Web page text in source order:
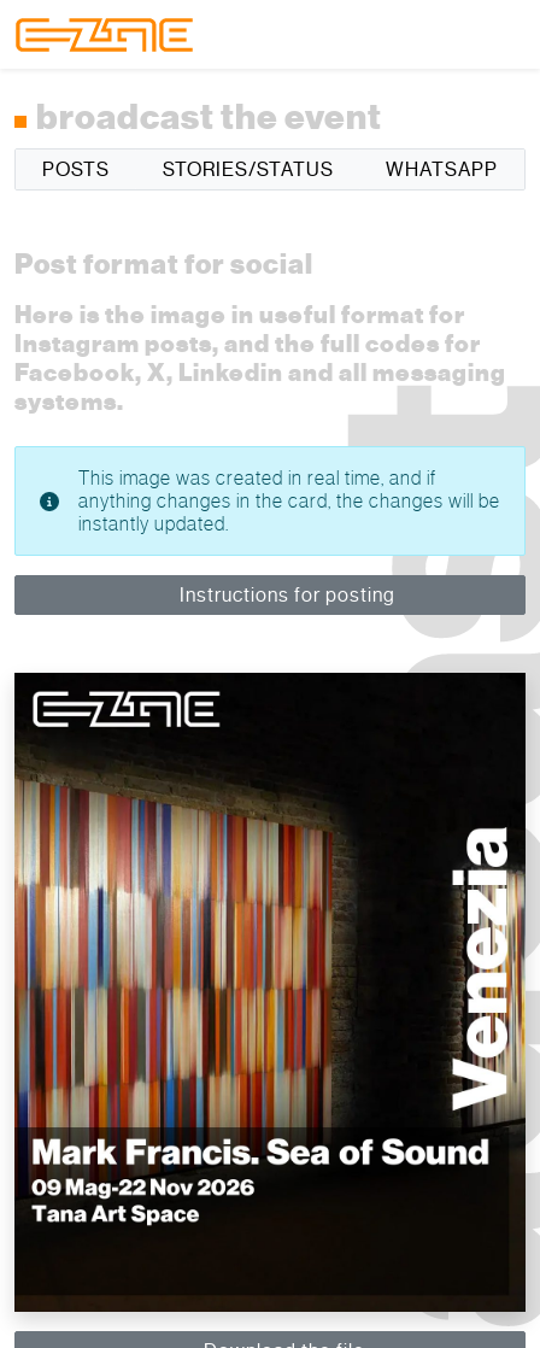
broadcast the event
POSTS STORIES/STATUS WHATSAPP
Post format for social
Here is the image in useful format for
Instagram posts, and the full codes for
Facebook, X, Linkedin and all messaging
systems.
This image was created in real time, and if
anything changes in the card, the changes will be
instantly updated.
Instructions for posting